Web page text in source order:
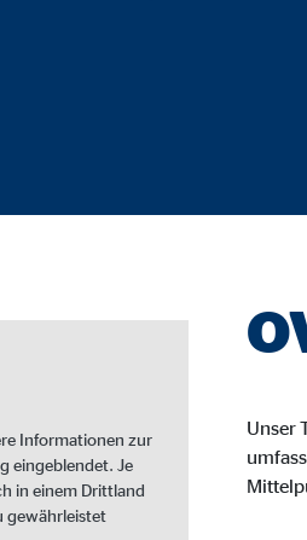
Informationen zur
eingeblendet. Je
in einem Drittland
gewährleistet
Unser